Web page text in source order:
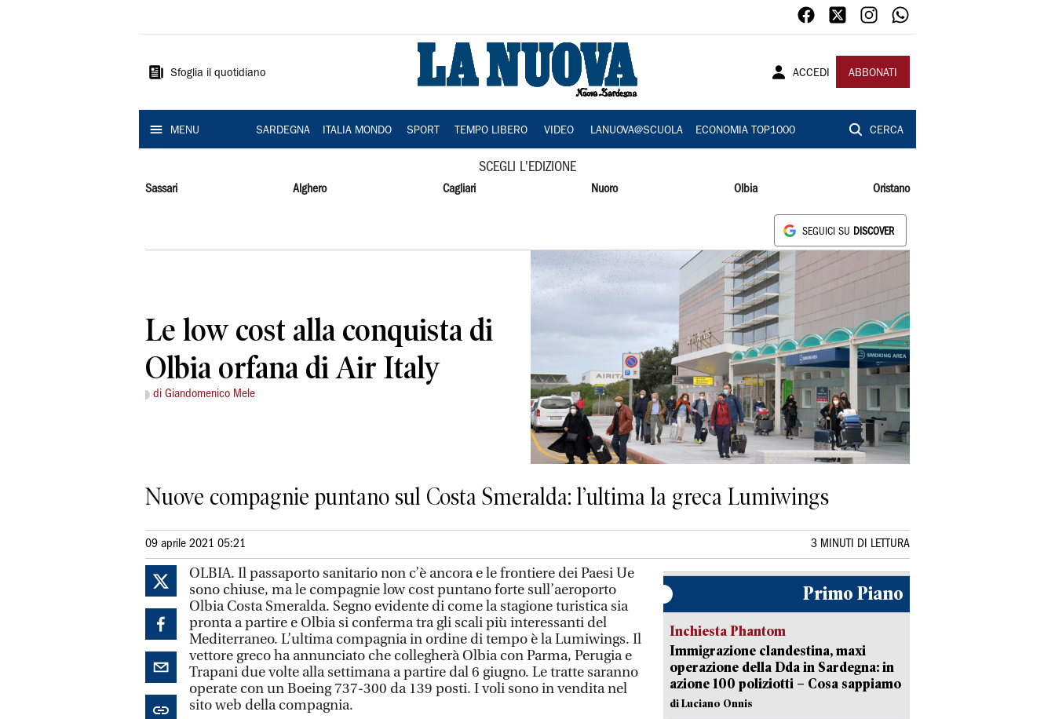
Sardegna
Sfoglia il quotidiano ACCEDI ABBONATI
MENU SARDEGNA ITALIA MONDO SPORT TEMPO LIBERO VIDEO LANUOVA@SCUOLA ECONOMIA TOP1000 CERCA
SCEGLI L'EDIZIONE
Sassari Alghero Cagliari Nuoro Olbia Oristano
SEGUICI SU DISCOVER
Le low cost alla conquista di
Olbia orfana di Air Italy
di Giandomenico Mele
Nuove compagnie puntano sul Costa Smeralda: l’ultima la greca Lumiwings
09 aprile 2021 05:21 3 MINUTI DI LETTURA
OLBIA. Il passaporto sanitario non c’è ancora e le frontiere dei Paesi Ue
sono chiuse, ma le compagnie low cost puntano forte sull’aeroporto
Olbia Costa Smeralda. Segno evidente di come la stagione turistica sia
pronta a partire e Olbia si conferma tra gli scali più interessanti del
Mediterraneo. L’ultima compagnia in ordine di tempo è la Lumiwings. Il
vettore greco ha annunciato che collegherà Olbia con Parma, Perugia e
Trapani due volte alla settimana a partire dal 6 giugno. Le tratte saranno
operate con un Boeing 737-300 da 139 posti. I voli sono in vendita nel
sito web della compagnia.
Primo Piano
Inchiesta Phantom
Immigrazione clandestina, maxi
operazione della Dda in Sardegna: in
azione 100 poliziotti – Cosa sappiamo
di Luciano Onnis